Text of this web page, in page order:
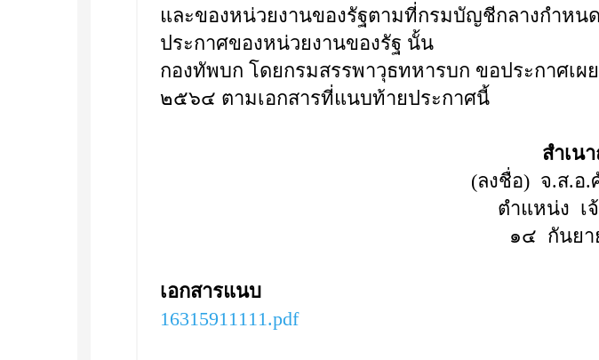
และของหน่วยงานของรัฐตามที่กรมบัญชีกลางกำหน
ประกาศของหน่วยงานของรัฐ นั้น
กองทัพบก โดยกรมสรรพาวุธทหารบก ขอประกาศเ
๒๕๖๔ ตามเอกสารที่แนบท้ายประกาศนี้
สำเน
(ลงชื่อ) จ.ส.อ
ตำแหน่ง เ
๑๔ กันย
เอกสารแนบ
16315911111.pdf